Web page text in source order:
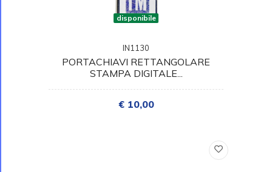
disponibile
IN1130
PORTACHIAVI RETTANGOLARE
STAMPA DIGITALE...
€ 10,00